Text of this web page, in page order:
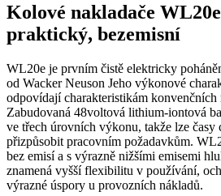
Kolové nakladače
praktický, bezemisní
WL20e je prvním čistě elektricky
od Wacker Neuson Jeho výkonové
odpovídají charakteristikám konvenčních
Zabudovaná 48voltová lithium-iontová
ve třech úrovních výkonu, takže lze časy
přizpůsobit pracovním požadavkům.
bez emisí a s výrazně nižšími emisemi
znamená vyšší flexibilitu v používání,
výrazné úspory u provozních nákladů.